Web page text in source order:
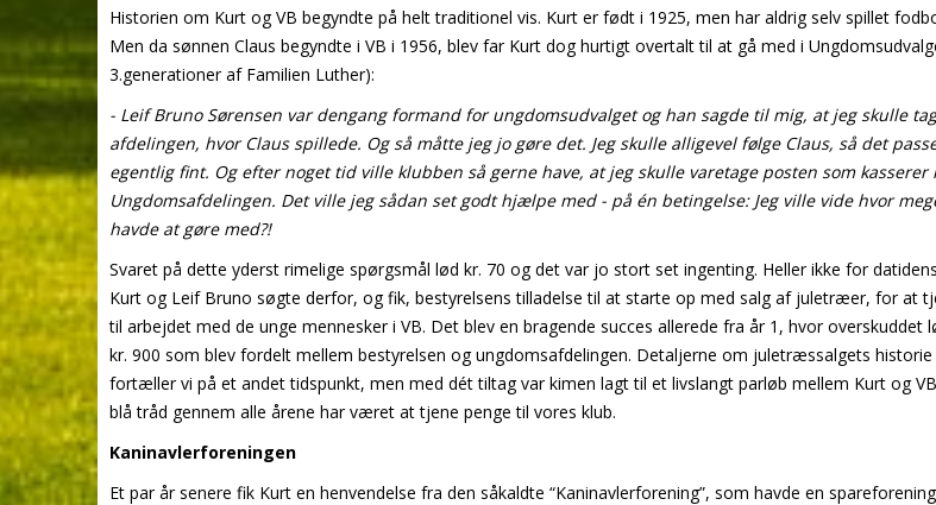
Historien om Kurt og VB begyndte på helt traditionel vis. Kurt er født i 1925, men har aldrig selv spillet
Men da sønnen Claus begyndte i VB i 1956, blev far Kurt dog hurtigt overtalt til at gå med i
3.generationer af Familien Luther):
- Leif Bruno Sørensen var dengang formand for ungdomsudvalget og han sagde til mig, at jeg skulle
afdelingen, hvor Claus spillede. Og så måtte jeg jo gøre det. Jeg skulle alligevel følge Claus, så det
egentlig fint. Og efter noget tid ville klubben så gerne have, at jeg skulle varetage posten som kasserer i
Ungdomsafdelingen. Det ville jeg sådan set godt hjælpe med - på én betingelse: Jeg ville vide hvor
havde at gøre med?!
Svaret på dette yderst rimelige spørgsmål lød kr. 70 og det var jo stort set ingenting. Heller ikke for
Kurt og Leif Bruno søgte derfor, og fik, bestyrelsens tilladelse til at starte op med salg af juletræer, for at
til arbejdet med de unge mennesker i VB. Det blev en bragende succes allerede fra år 1, hvor overskuddet
kr. 900 som blev fordelt mellem bestyrelsen og ungdomsafdelingen. Detaljerne om juletræssalgets historie
fortæller vi på et andet tidspunkt, men med dét tiltag var kimen lagt til et livslangt parløb mellem Kurt og
blå tråd gennem alle årene har været at tjene penge til vores klub.
Kaninavlerforeningen
Et par år senere fik Kurt en henvendelse fra den såkaldte “Kaninavlerforening”, som havde en